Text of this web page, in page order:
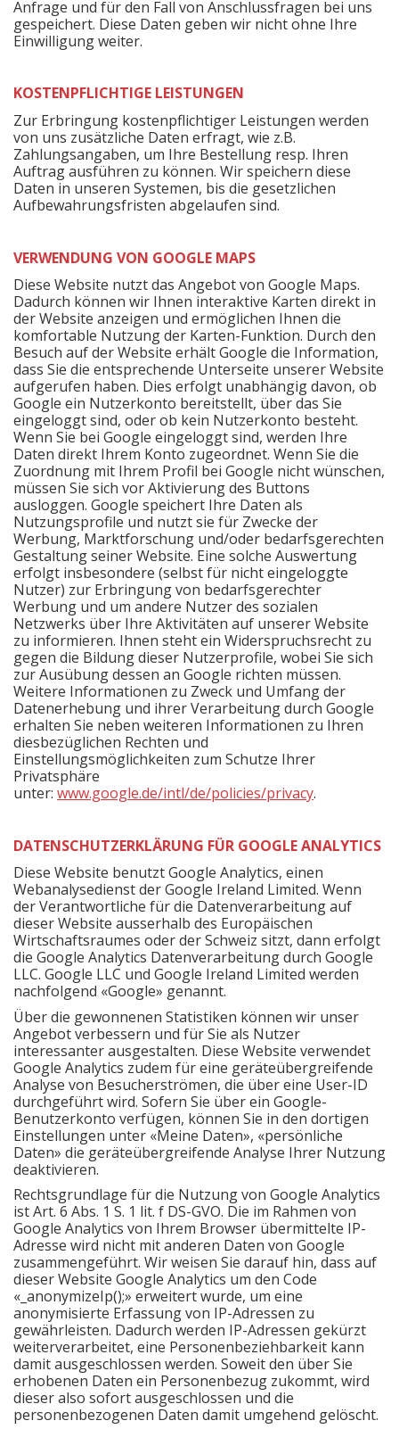
Anfrage und für den Fall von Anschlussfragen bei uns
gespeichert. Diese Daten geben wir nicht ohne Ihre
Einwilligung weiter.
KOSTENPFLICHTIGE LEISTUNGEN
Zur Erbringung kostenpflichtiger Leistungen werden
von uns zusätzliche Daten erfragt, wie z.B.
Zahlungsangaben, um Ihre Bestellung resp. Ihren
Auftrag ausführen zu können. Wir speichern diese
Daten in unseren Systemen, bis die gesetzlichen
Aufbewahrungsfristen abgelaufen sind.
VERWENDUNG VON GOOGLE MAPS
Diese Website nutzt das Angebot von Google Maps.
Dadurch können wir Ihnen interaktive Karten direkt in
der Website anzeigen und ermöglichen Ihnen die
komfortable Nutzung der Karten-Funktion. Durch den
Besuch auf der Website erhält Google die Information,
dass Sie die entsprechende Unterseite unserer Website
aufgerufen haben. Dies erfolgt unabhängig davon, ob
Google ein Nutzerkonto bereitstellt, über das Sie
eingeloggt sind, oder ob kein Nutzerkonto besteht.
Wenn Sie bei Google eingeloggt sind, werden Ihre
Daten direkt Ihrem Konto zugeordnet. Wenn Sie die
Zuordnung mit Ihrem Profil bei Google nicht wünschen,
müssen Sie sich vor Aktivierung des Buttons
ausloggen. Google speichert Ihre Daten als
Nutzungsprofile und nutzt sie für Zwecke der
Werbung, Marktforschung und/oder bedarfsgerechten
Gestaltung seiner Website. Eine solche Auswertung
erfolgt insbesondere (selbst für nicht eingeloggte
Nutzer) zur Erbringung von bedarfsgerechter
Werbung und um andere Nutzer des sozialen
Netzwerks über Ihre Aktivitäten auf unserer Website
zu informieren. Ihnen steht ein Widerspruchsrecht zu
gegen die Bildung dieser Nutzerprofile, wobei Sie sich
zur Ausübung dessen an Google richten müssen.
Weitere Informationen zu Zweck und Umfang der
Datenerhebung und ihrer Verarbeitung durch Google
erhalten Sie neben weiteren Informationen zu Ihren
diesbezüglichen Rechten und
Einstellungsmöglichkeiten zum Schutze Ihrer
Privatsphäre
unter: www.google.de/intl/de/policies/privacy.
DATENSCHUTZERKLÄRUNG FÜR GOOGLE ANALYTICS
Diese Website benutzt Google Analytics, einen
Webanalysedienst der Google Ireland Limited. Wenn
der Verantwortliche für die Datenverarbeitung auf
dieser Website ausserhalb des Europäischen
Wirtschaftsraumes oder der Schweiz sitzt, dann erfolgt
die Google Analytics Datenverarbeitung durch Google
LLC. Google LLC und Google Ireland Limited werden
nachfolgend «Google» genannt.
Über die gewonnenen Statistiken können wir unser
Angebot verbessern und für Sie als Nutzer
interessanter ausgestalten. Diese Website verwendet
Google Analytics zudem für eine geräteübergreifende
Analyse von Besucherströmen, die über eine User-ID
durchgeführt wird. Sofern Sie über ein Google-
Benutzerkonto verfügen, können Sie in den dortigen
Einstellungen unter «Meine Daten», «persönliche
Daten» die geräteübergreifende Analyse Ihrer Nutzung
deaktivieren.
Rechtsgrundlage für die Nutzung von Google Analytics
ist Art. 6 Abs. 1 S. 1 lit. f DS-GVO. Die im Rahmen von
Google Analytics von Ihrem Browser übermittelte IP-
Adresse wird nicht mit anderen Daten von Google
zusammengeführt. Wir weisen Sie darauf hin, dass auf
dieser Website Google Analytics um den Code
«_anonymizeIp();» erweitert wurde, um eine
anonymisierte Erfassung von IP-Adressen zu
gewährleisten. Dadurch werden IP-Adressen gekürzt
weiterverarbeitet, eine Personenbeziehbarkeit kann
damit ausgeschlossen werden. Soweit den über Sie
erhobenen Daten ein Personenbezug zukommt, wird
dieser also sofort ausgeschlossen und die
personenbezogenen Daten damit umgehend gelöscht.